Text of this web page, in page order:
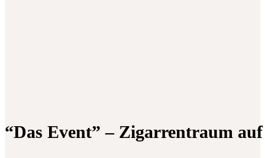
“Das Event” – Zigarrentraum